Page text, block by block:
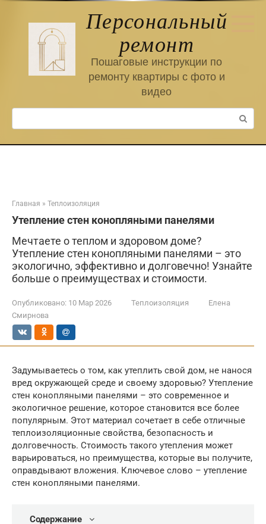
Персональный
ремонт
Пошаговые инструкции по
ремонту квартиры с фото и
видео
Поиск:
Главная » Теплоизоляция
Утепление стен конопляными панелями
Мечтаете о теплом и здоровом доме?
Утепление стен конопляными панелями – это
экологично, эффективно и долговечно! Узнайте
больше о преимуществах и стоимости.
Опубликовано: 10 Мар 2026 Теплоизоляция
Елена
Смирнова
Задумываетесь о том, как утеплить свой дом, не нанося
вред окружающей среде и своему здоровью? Утепление
стен конопляными панелями – это современное и
экологичное решение, которое становится все более
популярным. Этот материал сочетает в себе отличные
теплоизоляционные свойства, безопасность и
долговечность. Стоимость такого утепления может
варьироваться, но преимущества, которые вы получите,
оправдывают вложения. Ключевое слово – утепление
стен конопляными панелями.
Содержание